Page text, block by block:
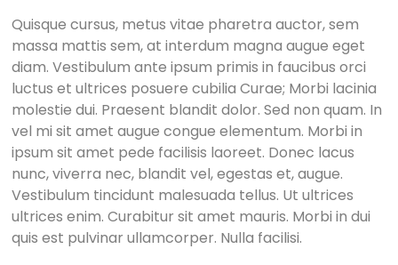
Quisque cursus, metus vitae pharetra auctor, sem
massa mattis sem, at interdum magna augue eget
diam. Vestibulum ante ipsum primis in faucibus orci
luctus et ultrices posuere cubilia Curae; Morbi lacinia
molestie dui. Praesent blandit dolor. Sed non quam. In
vel mi sit amet augue congue elementum. Morbi in
ipsum sit amet pede facilisis laoreet. Donec lacus
nunc, viverra nec, blandit vel, egestas et, augue.
Vestibulum tincidunt malesuada tellus. Ut ultrices
ultrices enim. Curabitur sit amet mauris. Morbi in dui
quis est pulvinar ullamcorper. Nulla facilisi.